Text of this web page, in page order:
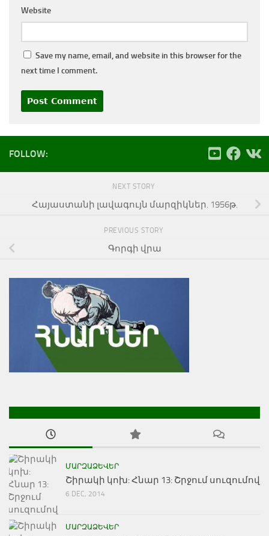
Website
Save my name, email, and website in this browser for the
next time I comment.
FOLLOW:
NEXT STORY
Հայաստանի լավագույն մարզիկներ. 1956թ.
PREVIOUS STORY
Գորգի վրա
ՄԱՐԶԱՁԵՎԵՐ
Շիրակի կոխ: Հնար 13: Շրջում սուզումով
6 DEC, 2014
ՄԱՐԶԱՁԵՎԵՐ